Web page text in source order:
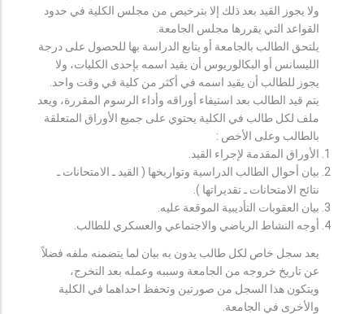
ولا يجوز القيد بعد ذلك إلا بترخيص من مجلس الكلية في حدود
القواعد التي يقررها مجلس الجامعة.
يلتحق الطالب بالجامعة أو يتابع الدراسة بها للحصول على درجة
الليسانس أو البكالوريوس أن يقيد اسمه بإحدى الكليات، ولا
يجوز للطالب أن يقيد اسمه في أكثر من كلية في وقت واحد.
يتم قيد الطالب بعد استيفاء أوراقه وأداء الرسوم المقررة، ويعد
ملف لكل طالب في الكلية يحتوي على جميع الأوراق المتعلقة
بالطالب وعلى الأخص :
الأوراق المقدمة لإجراء القيد.
بيان أحوال الطالب الدراسية وتواريخها ( القيد ـ الامتحانات ـ
نتائح الامتحانات ـ تقديراتها ).
بيان العقوبات التأديبية الموقعة عليه.
أوجه النشاط الرياضي والاجتماعي والعسكري للطالب.
يعد سجل خاص لكل طالب يدون به بيان لما يتضمنه ملفه فضلاً
عن تاريخ خروجه من الجامعة وسببه وعمله بعد التخرج،
ويتكون هذا السجل من صورتين وتحفظ احداهما في الكلية
والأخرى في الجامعة.